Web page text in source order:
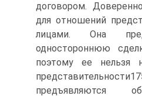
договором.
для отношений
лицами. Она
одностороннюю
поэтому ее нельзя
предъявляются